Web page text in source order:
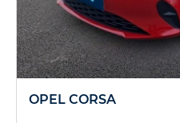
OPEL CORSA